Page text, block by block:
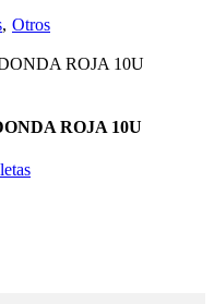
Otros
ROJA 10U